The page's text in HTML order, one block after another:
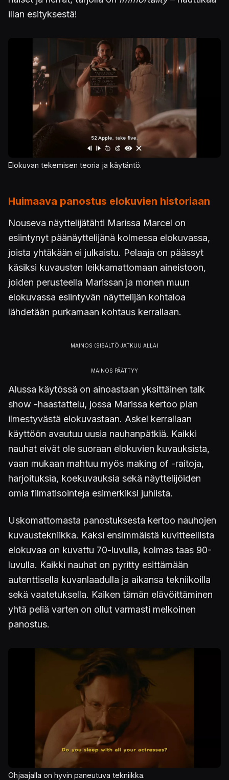
illan esityksestä!
Elokuvan tekemisen teoria ja käytäntö.
Huimaava panostus elokuvien historiaan
Nouseva näyttelijätähti Marissa Marcel on
esiintynyt päänäyttelijänä kolmessa elokuvassa,
joista yhtäkään ei julkaistu. Pelaaja on päässyt
käsiksi kuvausten leikkamattomaan aineistoon,
joiden perusteella Marissan ja monen muun
elokuvassa esiintyvän näyttelijän kohtaloa
lähdetään purkamaan kohtaus kerrallaan.
Alussa käytössä on ainoastaan yksittäinen talk
show -haastattelu, jossa Marissa kertoo pian
ilmestyvästä elokuvastaan. Askel kerrallaan
käyttöön avautuu uusia nauhanpätkiä. Kaikki
nauhat eivät ole suoraan elokuvien kuvauksista,
vaan mukaan mahtuu myös making of -raitoja,
harjoituksia, koekuvauksia sekä näyttelijöiden
omia filmatisointeja esimerkiksi juhlista.
Uskomattomasta panostuksesta kertoo nauhojen
kuvaustekniikka. Kaksi ensimmäistä kuvitteellista
elokuvaa on kuvattu 70-luvulla, kolmas taas 90-
luvulla. Kaikki nauhat on pyritty esittämään
autenttisella kuvanlaadulla ja aikansa tekniikoilla
sekä vaatetuksella. Kaiken tämän elävöittäminen
yhtä peliä varten on ollut varmasti melkoinen
panostus.
Ohjaajalla on hyvin paneutuva tekniikka.